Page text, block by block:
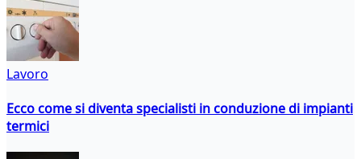
Lavoro
Ecco come si diventa specialisti in conduzione di impianti
termici